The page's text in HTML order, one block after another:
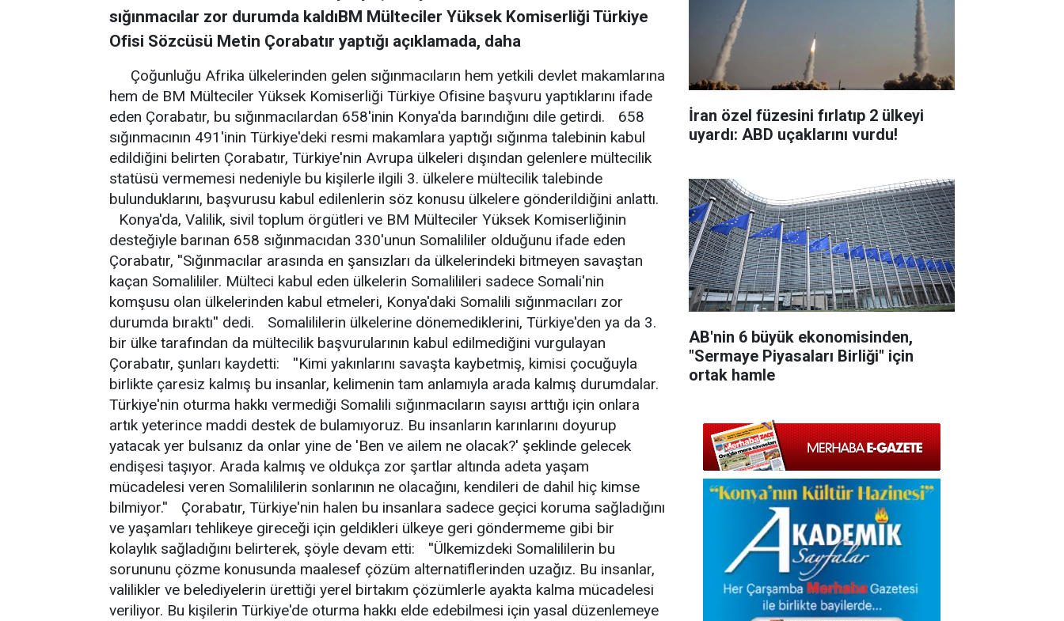
sığınmacılar zor durumda kaldıBM Mülteciler Yüksek Komiserliği Türkiye
Ofisi Sözcüsü Metin Çorabatır yaptığı açıklamada, daha
Çoğunluğu Afrika ülkelerinden gelen sığınmacıların hem yetkili devlet makamlarına
hem de BM Mülteciler Yüksek Komiserliği Türkiye Ofisine başvuru yaptıklarını ifade
eden Çorabatır, bu sığınmacılardan 658'inin Konya'da barındığını dile getirdi. 658
sığınmacının 491'inin Türkiye'deki resmi makamlara yaptığı sığınma talebinin kabul
edildiğini belirten Çorabatır, Türkiye'nin Avrupa ülkeleri dışından gelenlere mültecilik
statüsü vermemesi nedeniyle bu kişilerle ilgili 3. ülkelere mültecilik talebinde
bulunduklarını, başvurusu kabul edilenlerin söz konusu ülkelere gönderildiğini anlattı.
Konya'da, Valilik, sivil toplum örgütleri ve BM Mülteciler Yüksek Komiserliğinin
desteğiyle barınan 658 sığınmacıdan 330'unun Somalililer olduğunu ifade eden
Çorabatır, ''Sığınmacılar arasında en şansızları da ülkelerindeki bitmeyen savaştan
kaçan Somalililer. Mülteci kabul eden ülkelerin Somalilileri sadece Somali'nin
komşusu olan ülkelerinden kabul etmeleri, Konya'daki Somalili sığınmacıları zor
durumda bıraktı'' dedi. Somalililerin ülkelerine dönemediklerini, Türkiye'den ya da 3.
bir ülke tarafından da mültecilik başvurularının kabul edilmediğini vurgulayan
Çorabatır, şunları kaydetti: ''Kimi yakınlarını savaşta kaybetmiş, kimisi çocuğuyla
birlikte çaresiz kalmış bu insanlar, kelimenin tam anlamıyla arada kalmış durumdalar.
Türkiye'nin oturma hakkı vermediği Somalili sığınmacıların sayısı arttığı için onlara
artık yeterince maddi destek de bulamıyoruz. Bu insanların karınlarını doyurup
yatacak yer bulsanız da onlar yine de 'Ben ve ailem ne olacak?' şeklinde gelecek
endişesi taşıyor. Arada kalmış ve oldukça zor şartlar altında adeta yaşam
mücadelesi veren Somalililerin sonlarının ne olacağını, kendileri de dahil hiç kimse
bilmiyor.'' Çorabatır, Türkiye'nin halen bu insanlara sadece geçici koruma sağladığını
ve yaşamları tehlikeye gireceği için geldikleri ülkeye geri göndermeme gibi bir
kolaylık sağladığını belirterek, şöyle devam etti: ''Ülkemizdeki Somalililerin bu
sorununu çözme konusunda maalesef çözüm alternatiflerinden uzağız. Bu insanlar,
valilikler ve belediyelerin ürettiği yerel birtakım çözümlerle ayakta kalma mücadelesi
veriliyor. Bu kişilerin Türkiye'de oturma hakkı elde edebilmesi için yasal düzenlemeye
İran özel füzesini fırlatıp 2 ülkeyi
uyardı: ABD uçaklarını vurdu!
AB'nin 6 büyük ekonomisinden,
"Sermaye Piyasaları Birliği" için
ortak hamle